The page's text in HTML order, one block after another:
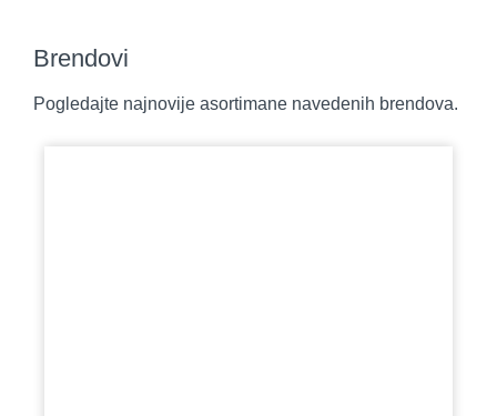
Brendovi
Pogledajte najnovije asortimane navedenih brendova.